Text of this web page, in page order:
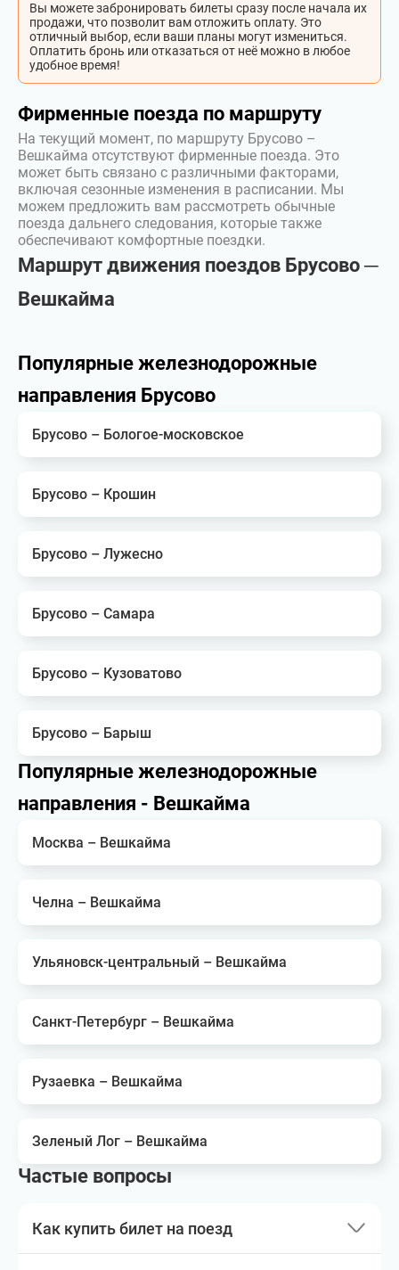
Вы можете забронировать билеты сразу после начала их
продажи, что позволит вам отложить оплату. Это
отличный выбор, если ваши планы могут измениться.
Оплатить бронь или отказаться от неё можно в любое
удобное время!
Фирменные поезда по маршруту
На текущий момент, по маршруту Брусово –
Вешкайма отсутствуют фирменные поезда. Это
может быть связано с различными факторами,
включая сезонные изменения в расписании. Мы
можем предложить вам рассмотреть обычные
поезда дальнего следования, которые также
обеспечивают комфортные поездки.
Маршрут движения поездов Брусово ─
Вешкайма
Популярные железнодорожные
направления Брусово
Брусово – Бологое-московское
Брусово – Крошин
Брусово – Лужесно
Брусово – Самара
Брусово – Кузоватово
Брусово – Барыш
Популярные железнодорожные
направления - Вешкайма
Москва – Вешкайма
Челна – Вешкайма
Ульяновск-центральный – Вешкайма
Санкт-Петербург – Вешкайма
Рузаевка – Вешкайма
Зеленый Лог – Вешкайма
Частые вопросы
Как купить билет на поезд